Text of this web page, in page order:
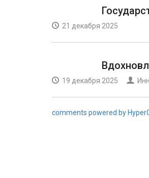
21 декабря 2025
19 декабря 2025
comments powered by